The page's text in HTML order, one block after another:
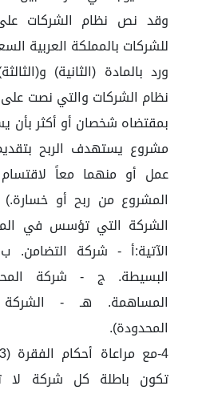
وقد نص نظام الشركات
للشركات بالمملكة العربية
ورد بالمادة (الثانية)
نظام الشركات والتي نصت
بمقتضاه شخصان أو أكثر
مشروع يستهدف الربح
عمل أو منهما معاً
الشركة التي تؤسس في
الآتية:أ - شركة
البسيطة. ج - شركة
المساهمة. هـ -
المحدودة).
تكون باطلة كل شركة لا